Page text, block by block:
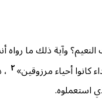
وآية ذلك ما رواه
أحياء مرزوقين»٢
استعملوه.